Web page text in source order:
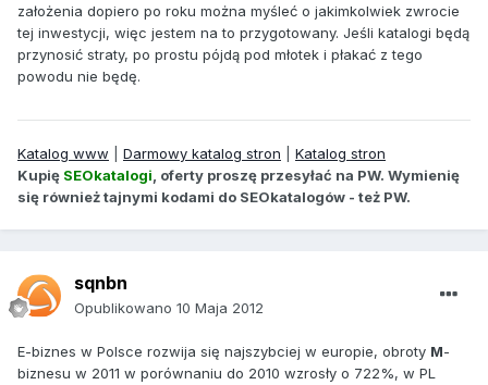
założenia dopiero po roku można myśleć o jakimkolwiek zwrocie
tej inwestycji, więc jestem na to przygotowany. Jeśli katalogi będą
przynosić straty, po prostu pójdą pod młotek i płakać z tego
powodu nie będę.
Katalog www Darmowy katalog stron
Katalog stron
Kupię SEOkatalogi, oferty proszę przesyłać na PW. Wymienię
się również tajnymi kodami do SEOkatalogów - też PW.
sqnbn
Opublikowano 10 Maja 2012
E-biznes w Polsce rozwija się najszybciej w europie, obroty M-
biznesu w 2011 w porównaniu do 2010 wzrosły o 722%, w PL